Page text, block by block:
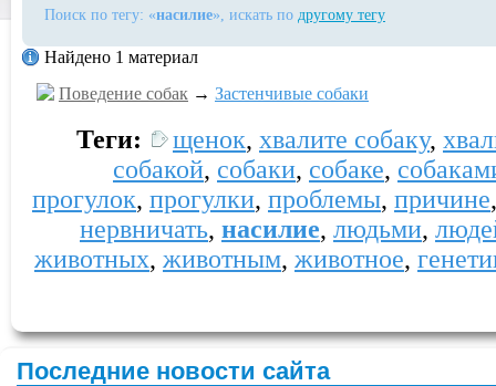
Поиск по тегу: «насилие», искать по другому тегу
Найдено 1 материал
Поведение собак → Застенчивые собаки
Теги: щенок, хвалите собаку,
собакой, собаки, собаке,
прогулок, прогулки, проблемы, причине
нервничать, насилие, людьми,
животных, животным, животное,
Последние новости сайта